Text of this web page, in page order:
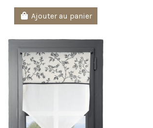
Ajouter au panier